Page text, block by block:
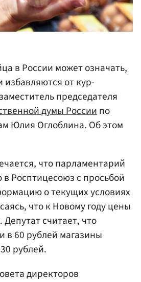
в России может означать,
от кур-
председателя
думы Россиипо
Юлия Оглоблина. Об этом
что парламентарий
Росптицесоюз с просьбой
о текущих условиях
что к Новому году цены
считает, что
в 60 рублей магазины
рублей.
директоров